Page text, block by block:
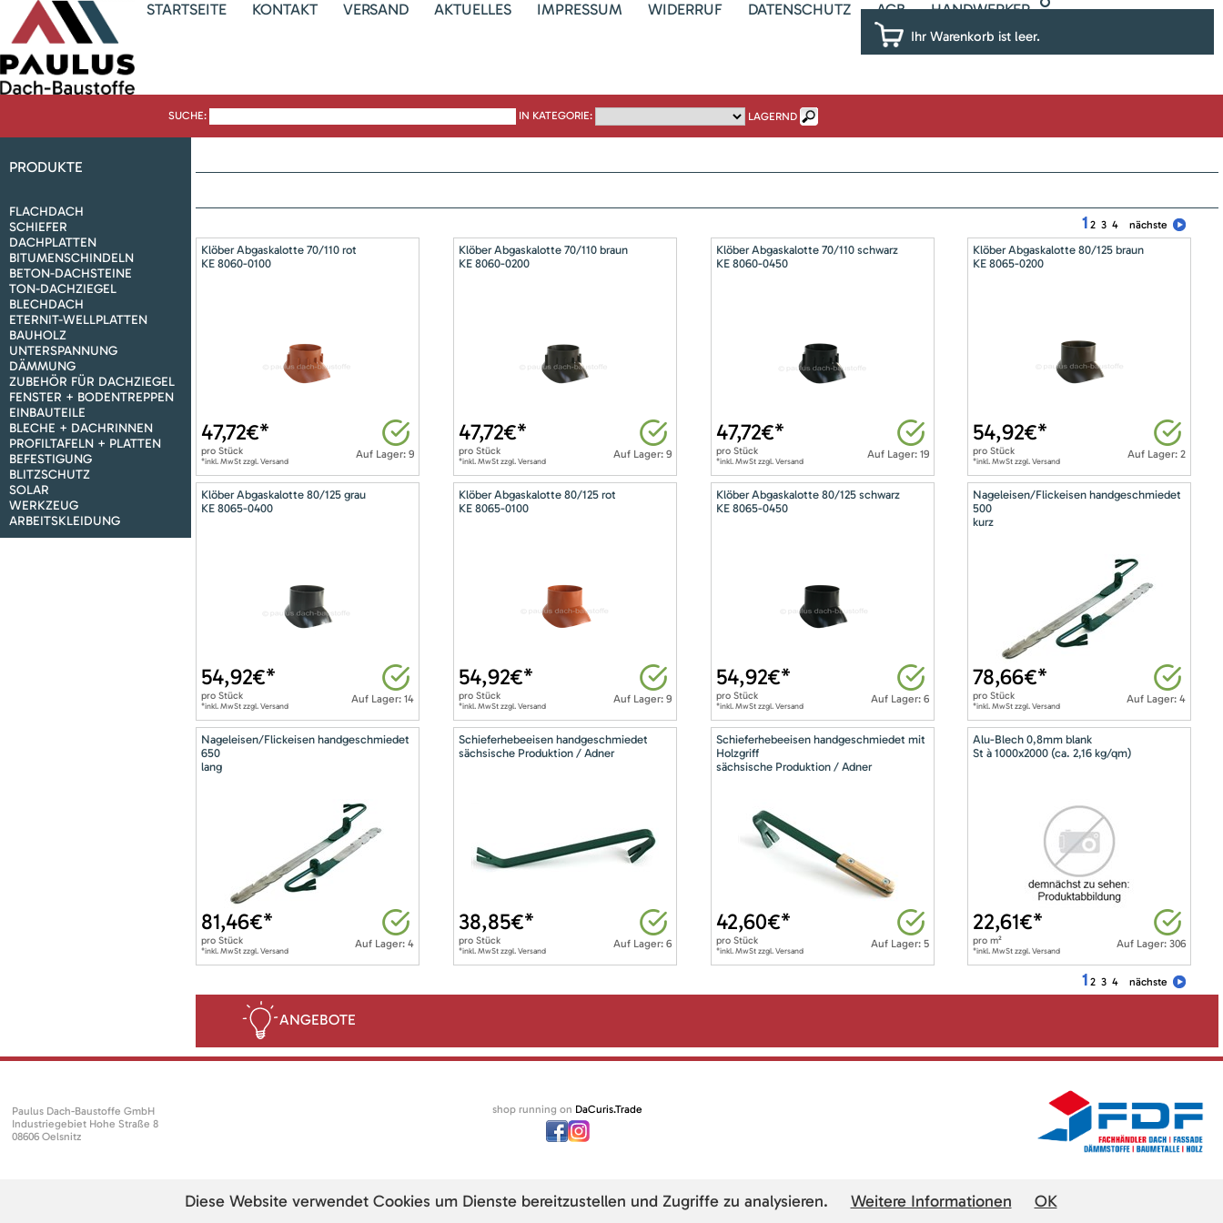
STARTSEITE KONTAKT VERSAND AKTUELLES IMPRESSUM WIDERRUF DATENSCHUTZ AGB HANDWERKER
Ihr Warenkorb ist leer.
SUCHE: IN KATEGORIE: LAGERND
PRODUKTE
FLACHDACH
SCHIEFER
DACHPLATTEN
BITUMENSCHINDELN
BETON-DACHSTEINE
TON-DACHZIEGEL
BLECHDACH
ETERNIT-WELLPLATTEN
BAUHOLZ
UNTERSPANNUNG
DÄMMUNG
ZUBEHÖR FÜR DACHZIEGEL
FENSTER + BODENTREPPEN
EINBAUTEILE
BLECHE + DACHRINNEN
PROFILTAFELN + PLATTEN
BEFESTIGUNG
BLITZSCHUTZ
SOLAR
WERKZEUG
ARBEITSKLEIDUNG
1 2 3 4 nächste
Klöber Abgaskalotte 70/110 rot
KE 8060-0100
Auf Lager: 9
47,72€*
pro Stück
*inkl. MwSt zzgl. Versand
Klöber Abgaskalotte 70/110 braun
KE 8060-0200
Auf Lager: 9
47,72€*
pro Stück
*inkl. MwSt zzgl. Versand
Klöber Abgaskalotte 70/110 schwarz
KE 8060-0450
Auf Lager: 19
47,72€*
pro Stück
*inkl. MwSt zzgl. Versand
Klöber Abgaskalotte 80/125 braun
KE 8065-0200
Auf Lager: 2
54,92€*
proStück
*inkl. MwSt zzgl. Versand
Klöber Abgaskalotte 80/125 grau
KE 8065-0400
Auf Lager: 14
54,92€*
pro Stück
*inkl. MwSt zzgl. Versand
Klöber Abgaskalotte 80/125 rot
KE 8065-0100
Auf Lager: 9
54,92€*
pro Stück
*inkl. MwSt zzgl. Versand
Klöber Abgaskalotte 80/125 schwarz
KE 8065-0450
Auf Lager: 6
54,92€*
pro Stück
*inkl. MwSt zzgl. Versand
Nageleisen/Flickeisen handgeschmiedet
500
kurz
Auf Lager: 4
78,66€*
proStück
*inkl. MwSt zzgl. Versand
Nageleisen/Flickeisen handgeschmiedet
650
lang
Auf Lager: 4
81,46€*
pro Stück
*inkl. MwSt zzgl. Versand
Schieferhebeeisen handgeschmiedet
sächsische Produktion / Adner
Auf Lager: 6
38,85€*
pro Stück
*inkl. MwSt zzgl. Versand
Schieferhebeeisen handgeschmiedet mit
Holzgriff
sächsische Produktion / Adner
Auf Lager: 5
42,60€*
pro Stück
*inkl. MwSt zzgl. Versand
Alu-Blech 0,8mm blank
St à 1000x2000 (ca. 2,16 kg/qm)
Auf Lager: 306
22,61€*
prom²
*inkl. MwSt zzgl. Versand
1 2 3 4 nächste
ANGEBOTE
Paulus Dach-Baustoffe GmbH
Industriegebiet Hohe Straße 8
08606 Oelsnitz
shop running on DaCuris.Trade
Diese Website verwendet Cookies um Dienste bereitzustellen und Zugriffe zu analysieren. Weitere Informationen OK